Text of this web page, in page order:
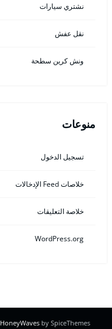
نشتري سيارات
نقل عفش
ونش كرين سطحة
منوعات
تسجيل الدخول
خلاصات Feed الإدخالات
خلاصة التعليقات
WordPress.org
HoneyWaves by SpiceThemes